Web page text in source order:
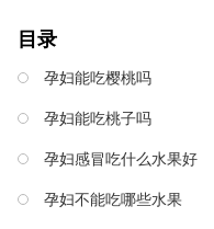
目录
孕妇能吃樱桃吗
孕妇能吃桃子吗
孕妇感冒吃什么水果好
孕妇不能吃哪些水果